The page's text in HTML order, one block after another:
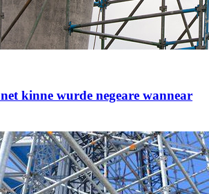
kinne wurde negeare wannear